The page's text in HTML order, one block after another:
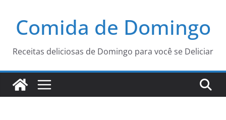
conteúdo
Comida de Domingo
Receitas deliciosas de Domingo para você se Deliciar